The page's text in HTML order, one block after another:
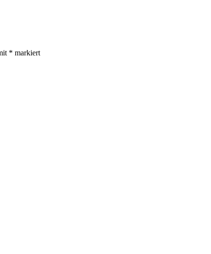
* markiert